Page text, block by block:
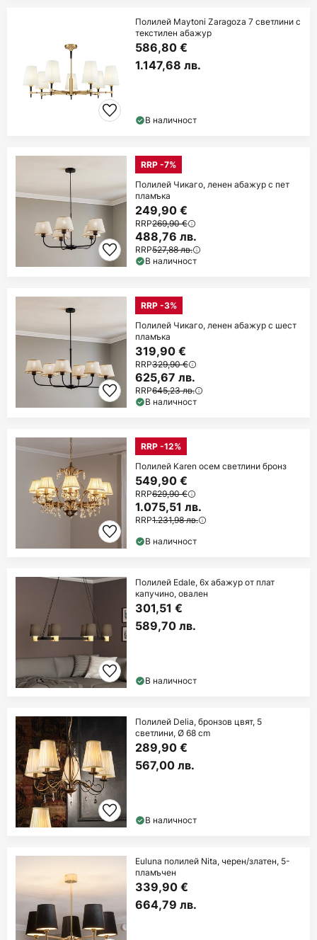
Полилей Maytoni Zaragoza 7 светлини с
текстилен абажур
586,80 €
1.147,68 лв.
В наличност
RRP -7%
Полилей Чикаго, ленен абажур с пет
пламъка
249,90 €
RRP269,90 €
488,76 лв.
RRP527,88 лв.
В наличност
RRP -3%
Полилей Чикаго, ленен абажур с шест
пламъка
319,90 €
RRP329,90 €
625,67 лв.
RRP645,23 лв.
В наличност
RRP -12%
Полилей Karen осем светлини бронз
549,90 €
RRP629,90 €
1.075,51 лв.
RRP1.231,98 лв.
В наличност
Полилей Edale, 6x абажур от плат
капучино, овален
301,51 €
589,70 лв.
В наличност
Полилей Delia, бронзов цвят, 5
светлини, Ø 68 cm
289,90 €
567,00 лв.
В наличност
Euluna полилей Nita, черен/златен, 5-
пламъчен
339,90 €
664,79 лв.